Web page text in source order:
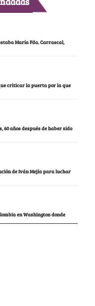
María Fda. Carrascal,
criticar la puerta por la que
años después de haber sido
de Iván Mejía para luchar
en Washington donde